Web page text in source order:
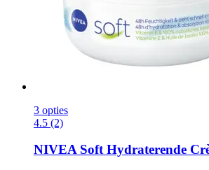
3 opties
4.5 (2)
NIVEASoft Hydraterende